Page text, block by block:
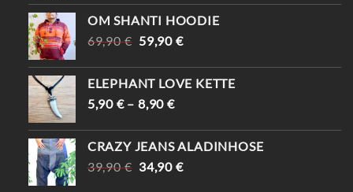
WAR:
29,90 €
IST:
24,90 €.
OM SHANTI HOODIE
69,90€ URSPRÜNGLICHER
WAR:
69,90 €
59,90 €AKTUELLER
IST:
59,90 €.
ELEPHANT LOVE KETTE
5,90 €–8,90€
CRAZY JEANS ALADINHOSE
39,90€ URSPRÜNGLICHER
34,90 €AKTUELLER